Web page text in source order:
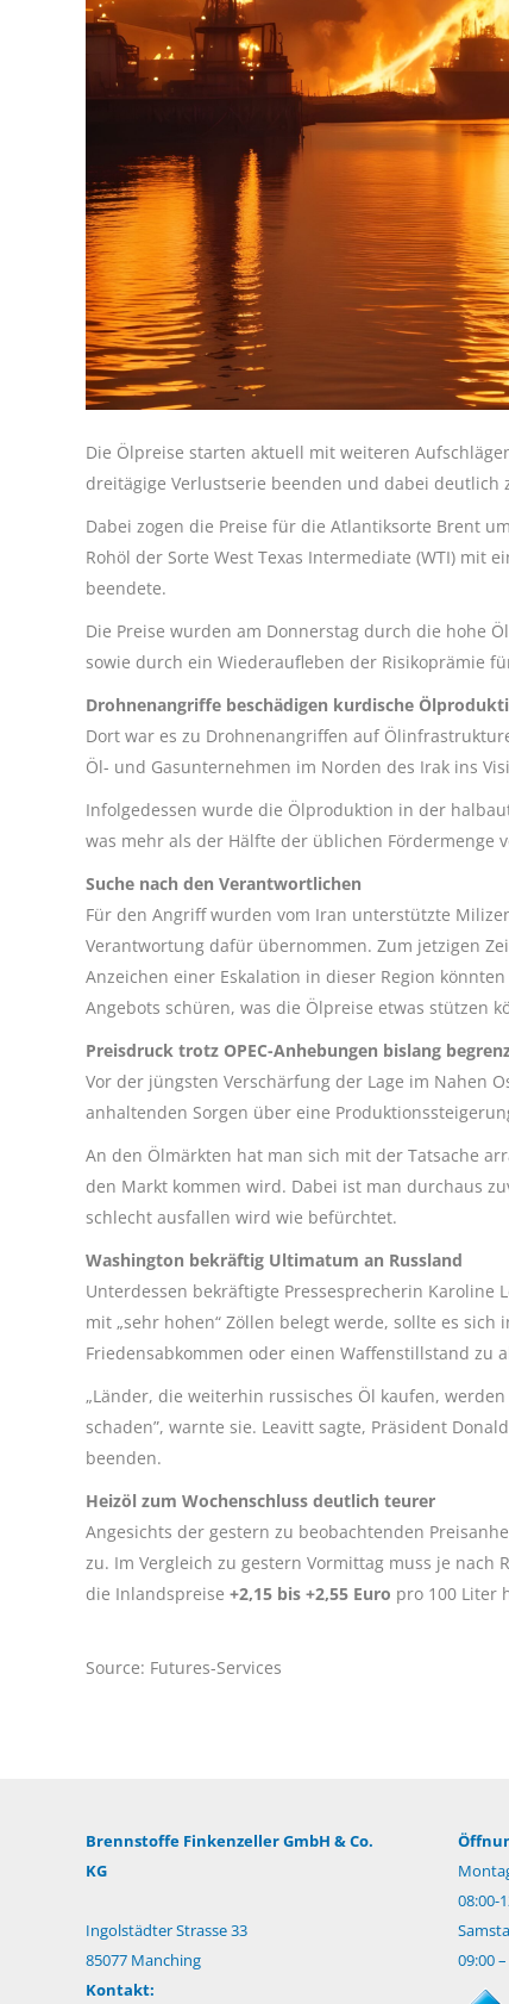
Die Ölpreise starten aktuell mit weiteren
dreitägige Verlustserie beenden und dabei deutlich
Dabei zogen die Preise für die Atlantiksorte Brent
Rohöl der Sorte West Texas Intermediate (WTI) mit
beendete.
Die Preise wurden am Donnerstag durch die hohe
sowie durch ein Wiederaufleben der Risikoprämie
Drohnenangriffe beschädigen kurdische
Dort war es zu Drohnenangriffen auf
Öl- und Gasunternehmen im Norden des Irak ins
Infolgedessen wurde die Ölproduktion in der
was mehr als der Hälfte der üblichen Fördermenge
Suche nach den Verantwortlichen
Für den Angriff wurden vom Iran unterstützte
Verantwortung dafür übernommen. Zum jetzigen
Anzeichen einer Eskalation in dieser Region
Angebots schüren, was die Ölpreise etwas stützen
Preisdruck trotz OPEC-Anhebungen bislang
Vor der jüngsten Verschärfung der Lage im Nahen
anhaltenden Sorgen über eine
An den Ölmärkten hat man sich mit der Tatsache
den Markt kommen wird. Dabei ist man durchaus
schlecht ausfallen wird wie befürchtet.
Washington bekräftig Ultimatum an Russland
Unterdessen bekräftigte Pressesprecherin Karoline
mit „sehr hohen“ Zöllen belegt werde, sollte es
Friedensabkommen oder einen Waffenstillstand zu
„Länder, die weiterhin russisches Öl kaufen,
schaden”, warnte sie. Leavitt sagte, Präsident
beenden.
Heizöl zum Wochenschluss deutlich teurer
Angesichts der gestern zu beobachtenden
zu. Im Vergleich zu gestern Vormittag muss je
die Inlandspreise +2,15 bis +2,55 Euro pro 100 Liter
Source: Futures-Services
Brennstoffe Finkenzeller GmbH & Co.
KG
Ingolstädter Strasse 33
85077 Manching
Kontakt:
08:00-
09:00